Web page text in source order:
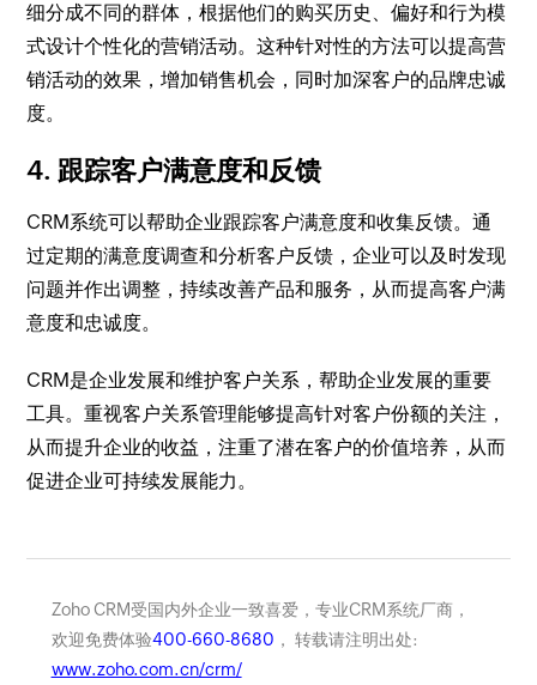
细分成不同的群体，根据他们的购买历史、偏好和行为模
式设计个性化的营销活动。这种针对性的方法可以提高营
销活动的效果，增加销售机会，同时加深客户的品牌忠诚
度。
4. 跟踪客户满意度和反馈
CRM系统可以帮助企业跟踪客户满意度和收集反馈。通
过定期的满意度调查和分析客户反馈，企业可以及时发现
问题并作出调整，持续改善产品和服务，从而提高客户满
意度和忠诚度。
CRM是企业发展和维护客户关系，帮助企业发展的重要
工具。重视客户关系管理能够提高针对客户份额的关注，
从而提升企业的收益，注重了潜在客户的价值培养，从而
促进企业可持续发展能力。
Zoho CRM受国内外企业一致喜爱，专业CRM系统厂商，
欢迎免费体验400-660-8680 ， 转载请注明出处:
www.zoho.com.cn/crm/